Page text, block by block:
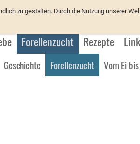
zu gestalten. Durch die Nutzung unserer
Forellenzucht Rezepte
Geschichte Forellenzucht Vom Ei